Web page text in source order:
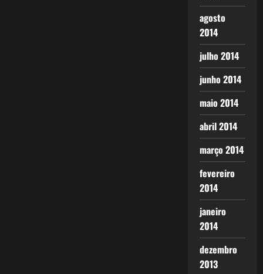
agosto
2014
julho 2014
junho 2014
maio 2014
abril 2014
março 2014
fevereiro
2014
janeiro
2014
dezembro
2013